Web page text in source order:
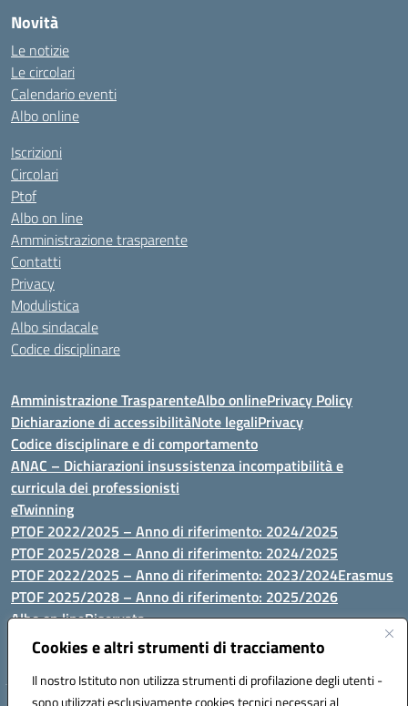
Cookies e altri strumenti di tracciamento
Il nostro Istituto non utilizza strumenti di profilazione degli utenti -
sono utilizzati esclusivamente cookies tecnici necessari al
Novità
Le notizie
Le circolari
Calendario eventi
Albo online
Iscrizioni
Circolari
Ptof
Albo on line
Amministrazione trasparente
Contatti
Privacy
Modulistica
Albo sindacale
Codice disciplinare
Amministrazione TrasparenteAlbo onlinePrivacy Policy
Dichiarazione di accessibilitàNote legaliPrivacy
Codice disciplinare e di comportamento
ANAC – Dichiarazioni insussistenza incompatibilità e
curricula dei professionisti
eTwinning
PTOF 2022/2025 – Anno di riferimento: 2024/2025
PTOF 2025/2028 – Anno di riferimento: 2024/2025
PTOF 2022/2025 – Anno di riferimento: 2023/2024Erasmus
PTOF 2025/2028 – Anno di riferimento: 2025/2026
Albo on lineRiservata
P.N. Dotazione di attrezzature per le palestre